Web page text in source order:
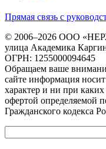
Прямая связь с
© 2006–2026 ООО
улица Академика
ОГРН: 1255000094645
Обращаем ваше
сайте информация
характер и ни при
офертой определяемой
Гражданского кодекса